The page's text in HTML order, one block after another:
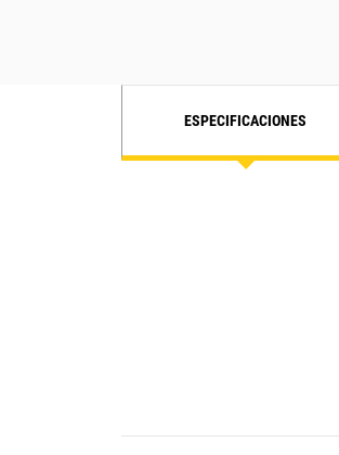
ESPECIFICACIONES